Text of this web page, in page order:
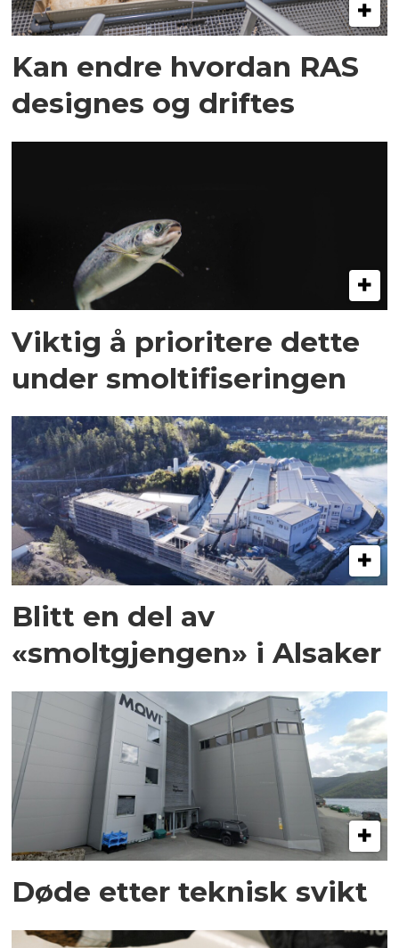
Kan endre hvordan RAS
designes og driftes
Viktig å prioritere dette
under smoltifiseringen
Blitt en del av
«smoltgjengen» i Alsaker
Døde etter teknisk svikt